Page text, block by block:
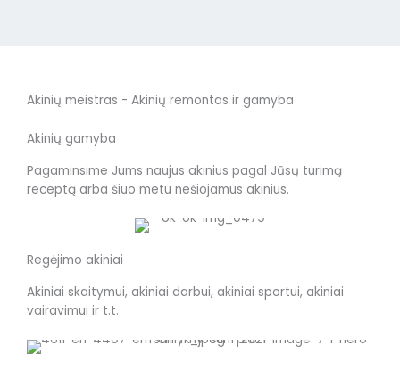
Akinių meistras - Akinių remontas ir gamyba
Akinių gamyba
Pagaminsime Jums naujus akinius pagal Jūsų turimą
receptą arba šiuo metu nešiojamus akinius.
Regėjimo akiniai
Akiniai skaitymui, akiniai darbui, akiniai sportui, akiniai
vairavimui ir t.t.